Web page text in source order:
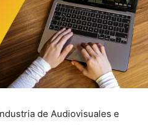
de Audiovisuales e